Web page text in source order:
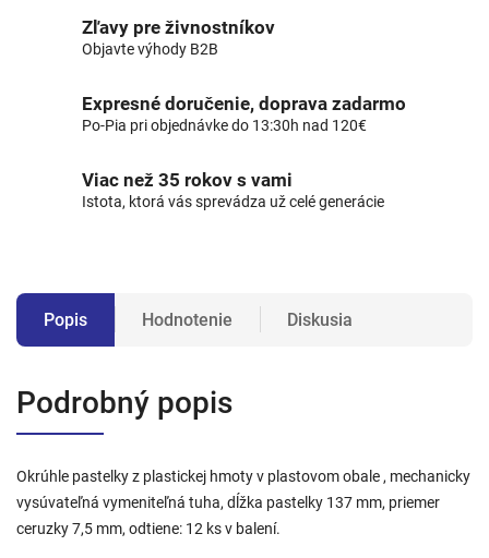
Zľavy pre živnostníkov
Objavte výhody B2B
Expresné doručenie, doprava zadarmo
Po-Pia pri objednávke do 13:30h nad 120€
Viac než 35 rokov s vami
Istota, ktorá vás sprevádza už celé generácie
Popis Hodnotenie Diskusia
Podrobný popis
Okrúhle pastelky z plastickej hmoty v plastovom obale , mechanicky
vysúvateľná vymeniteľná tuha, dĺžka pastelky 137 mm, priemer
ceruzky 7,5 mm, odtiene: 12 ks v balení.